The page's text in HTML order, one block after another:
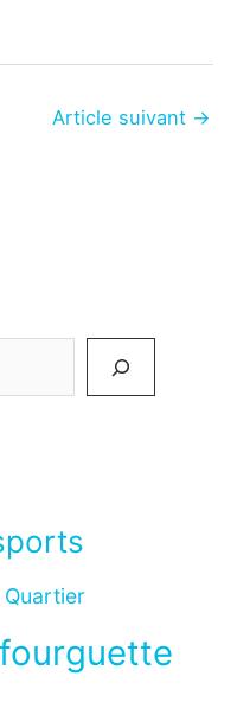
Article suivant →